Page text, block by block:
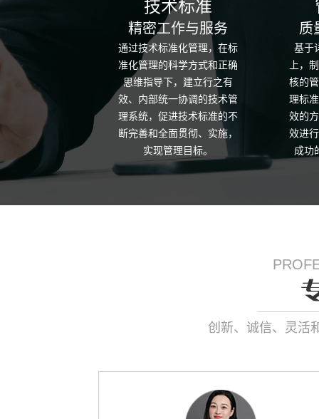
技术标准
精密工作与服务
通过技术标准化管理，在标
准化管理的科学方式和正确
思维指导下，建立行之有
效、内部统一协调的技术管
理系统，促进技术标准的不
断完善和全面贯彻、实施，
实现管理目标。
质
基于
上，
核的
理标
效的
效进
成功
创新、诚信、灵活